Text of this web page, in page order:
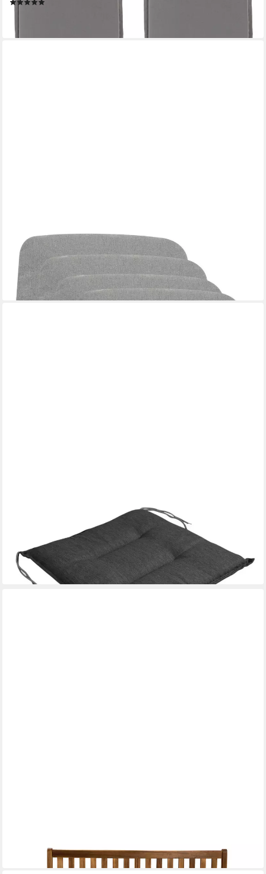
44,99 €
IDIMEX
Sitzkissen CHIARA, rutschfeste Stuhlkissen im 4er Set,
Stuhlauflagen wasserabweisend grau
39,96 €
lieferbar - in 2-3 Werktagen bei dir
Sitzkissen Erpe für Gartenstühle, Anthrazit
lieferbar in 4 Wochen
+3